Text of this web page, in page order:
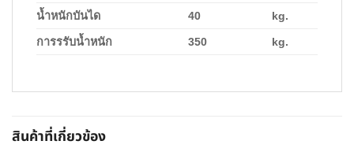
น้ำหนักบันได 40 kg.
การรรับน้ำหนัก 350 kg.
สินค้าที่เกี่ยวข้อง